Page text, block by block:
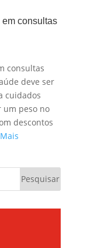
consultas
consultas
deve ser
cuidados
um peso no
descontos